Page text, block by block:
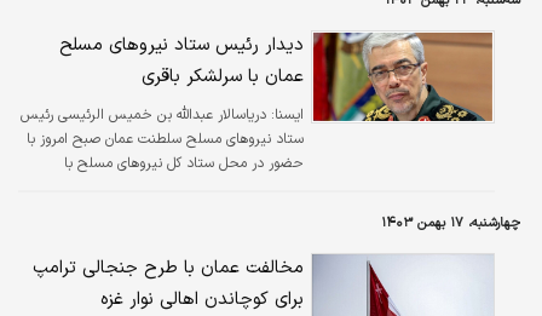
فروش انجام شده است.
دیدار رئیس ستاد نیروهای مسلح
عمان با سرلشکر باقری
ایسنا: دریاسالار عبدالله بن خمیس الرئیسی رئیس
ستاد نیروهای مسلح سلطنت عمان صبح امروز با
حضور در محل ستاد کل نیروهای مسلح با
چهارشنبه، ۱۷ بهمن ۱۴۰۳
مخالفت عمان با طرح جنجالی ترامپ
برای کوچاندن اهالی نوار غزه